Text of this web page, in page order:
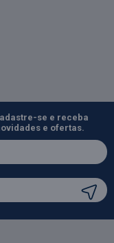
se e receba
e ofertas.